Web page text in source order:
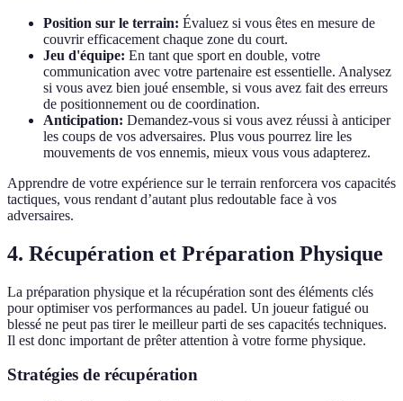
Position sur le terrain: Évaluez si vous êtes en mesure de
couvrir efficacement chaque zone du court.
Jeu d'équipe: En tant que sport en double, votre
communication avec votre partenaire est essentielle. Analysez
si vous avez bien joué ensemble, si vous avez fait des erreurs
de positionnement ou de coordination.
Anticipation: Demandez-vous si vous avez réussi à anticiper
les coups de vos adversaires. Plus vous pourrez lire les
mouvements de vos ennemis, mieux vous vous adapterez.
Apprendre de votre expérience sur le terrain renforcera vos capacités
tactiques, vous rendant d’autant plus redoutable face à vos
adversaires.
4. Récupération et Préparation Physique
La préparation physique et la récupération sont des éléments clés
pour optimiser vos performances au padel. Un joueur fatigué ou
blessé ne peut pas tirer le meilleur parti de ses capacités techniques.
Il est donc important de prêter attention à votre forme physique.
Stratégies de récupération